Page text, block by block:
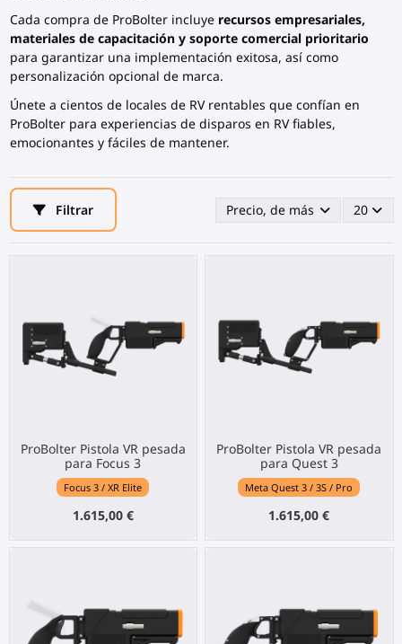
Cada compra de ProBolter incluye recursos empresariales,
materiales de capacitación y soporte comercial prioritario
para garantizar una implementación exitosa, así como
personalización opcional de marca.
Únete a cientos de locales de RV rentables que confían en
ProBolter para experiencias de disparos en RV fiables,
emocionantes y fáciles de mantener.
Filtrar Precio, de más alto a más
20
ProBolter Pistola VR pesada
para Focus 3
Focus 3 / XR Elite
1.615,00 €
ProBolter Pistola VR pesada
para Quest 3
Meta Quest 3 / 3S / Pro
1.615,00 €